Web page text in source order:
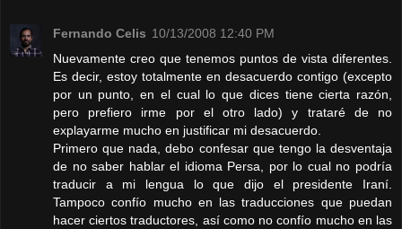
Fernando Celis 10/13/2008 12:40 PM
Nuevamente creo que tenemos puntos de vista diferentes.
Es decir, estoy totalmente en desacuerdo contigo (excepto
por un punto, en el cual lo que dices tiene cierta razón,
pero prefiero irme por el otro lado) y trataré de no
explayarme mucho en justificar mi desacuerdo.
Primero que nada, debo confesar que tengo la desventaja
de no saber hablar el idioma Persa, por lo cual no podría
traducir a mi lengua lo que dijo el presidente Iraní.
Tampoco confío mucho en las traducciones que puedan
hacer ciertos traductores, así como no confío mucho en las